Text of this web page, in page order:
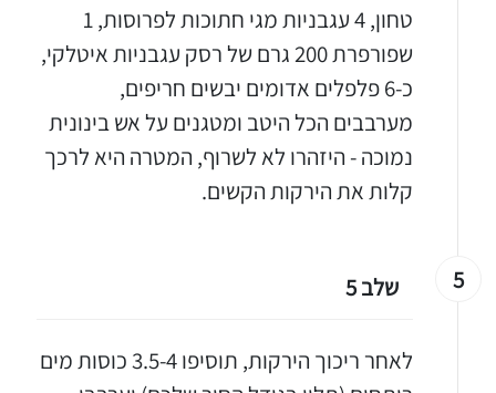
אותי באינסטגרם
טחון, 4 עגבניות מגי חתוכות לפרוסות, 1
שפורפרת 200 גרם של רסק עגבניות איטלקי,
כ-6 פלפלים אדומים יבשים חריפים,
מערבבים הכל היטב ומטגנים על אש בינונית
נמוכה - היזהרו לא לשרוף, המטרה היא לרכך
קלות את הירקות הקשים.
5 שלב 5
לאחר ריכוך הירקות, תוסיפו 3.5-4 כוסות מים